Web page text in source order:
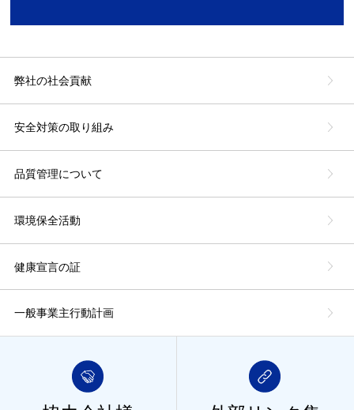
弊社の社会貢献
安全対策の取り組み
品質管理について
環境保全活動
健康宣言の証
一般事業主行動計画